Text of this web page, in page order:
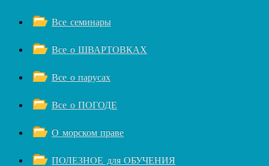
Все семинары
Все о ШВАРТОВКАХ
Все о парусах
Все о ПОГОДЕ
О морском праве
ПОЛЕЗНОЕ для ОБУЧЕНИЯ